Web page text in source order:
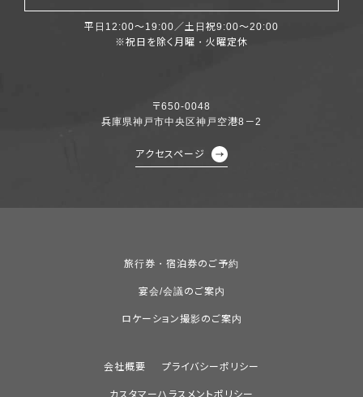
平日12:00～19:00／土日祝9:00～20:00
※祝日を除く月曜・火曜定休
〒650-0048
兵庫県神戸市中央区神戸空港8－2
アクセスページ
旅行券・宿泊券のご予約
宴会/会議のご案内
ロケーション撮影のご案内
会社概要 プライバシーポリシー
カスタマーハラスメントポリシー